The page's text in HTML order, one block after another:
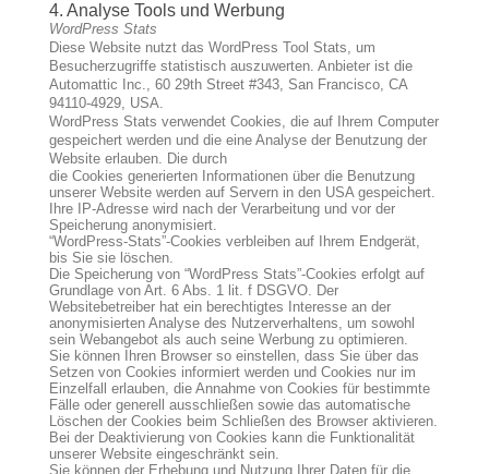
4. Analyse Tools und Werbung
WordPress Stats
Diese Website nutzt das WordPress Tool Stats, um
Besucherzugriffe statistisch auszuwerten. Anbieter ist die
Automattic Inc., 60 29th Street #343, San Francisco, CA
94110-4929, USA.
WordPress Stats verwendet Cookies, die auf Ihrem Computer
gespeichert werden und die eine Analyse der Benutzung der
Website erlauben. Die durch
die Cookies generierten Informationen über die Benutzung
unserer Website werden auf Servern in den USA gespeichert.
Ihre IP-Adresse wird nach der Verarbeitung und vor der
Speicherung anonymisiert.
“WordPress-Stats”-Cookies verbleiben auf Ihrem Endgerät,
bis Sie sie löschen.
Die Speicherung von “WordPress Stats”-Cookies erfolgt auf
Grundlage von Art. 6 Abs. 1 lit. f DSGVO. Der
Websitebetreiber hat ein berechtigtes Interesse an der
anonymisierten Analyse des Nutzerverhaltens, um sowohl
sein Webangebot als auch seine Werbung zu optimieren.
Sie können Ihren Browser so einstellen, dass Sie über das
Setzen von Cookies informiert werden und Cookies nur im
Einzelfall erlauben, die Annahme von Cookies für bestimmte
Fälle oder generell ausschließen sowie das automatische
Löschen der Cookies beim Schließen des Browser aktivieren.
Bei der Deaktivierung von Cookies kann die Funktionalität
unserer Website eingeschränkt sein.
Sie können der Erhebung und Nutzung Ihrer Daten für die